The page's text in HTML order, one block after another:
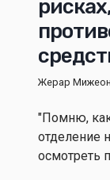
Жерар Мижеон
"Помню,
отделение
осмотреть